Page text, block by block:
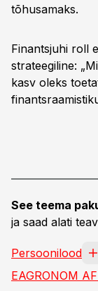
tõhusamaks.
Finantsjuhi roll
strateegiline:
kasv oleks
See teema
ja saad alati
Persoonilood
EAGRONOM